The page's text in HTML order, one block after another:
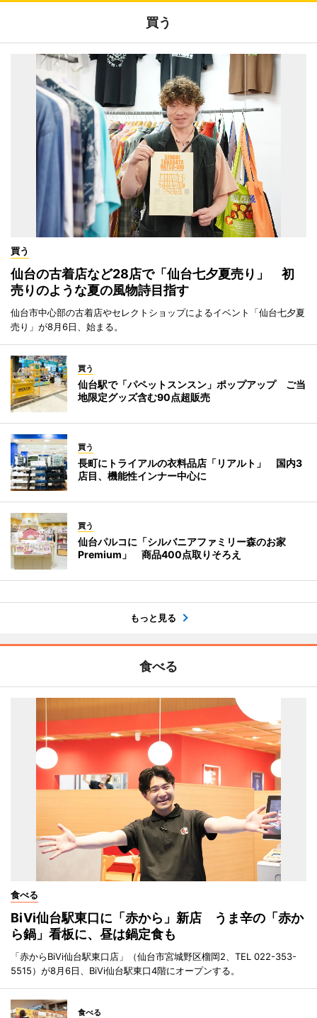
買う
買う
仙台の古着店など28店で「仙台七夕夏売り」 初
売りのような夏の風物詩目指す
仙台市中心部の古着店やセレクトショップによるイベント「仙台七夕夏
売り」が8月6日、始まる。
買う
仙台駅で「パペットスンスン」ポップアップ ご当
地限定グッズ含む90点超販売
買う
長町にトライアルの衣料品店「リアルト」 国内3
店目、機能性インナー中心に
買う
仙台パルコに「シルバニアファミリー森のお家
Premium」 商品400点取りそろえ
もっと見る
食べる
食べる
BiVi仙台駅東口に「赤から」新店 うま辛の「赤か
ら鍋」看板に、昼は鍋定食も
「赤からBiVi仙台駅東口店」（仙台市宮城野区榴岡2、TEL 022-353-
5515）が8月6日、BiVi仙台駅東口4階にオープンする。
食べる